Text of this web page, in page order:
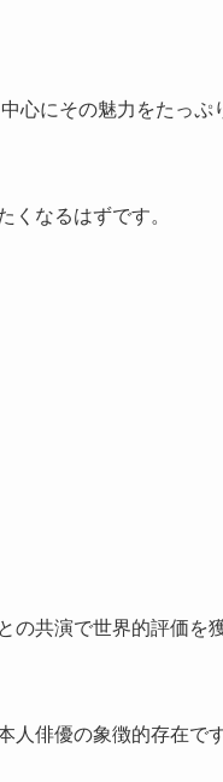
心にその魅力をたっぷ
くなるはずです。
の共演で世界的評価を
人俳優の象徴的存在です